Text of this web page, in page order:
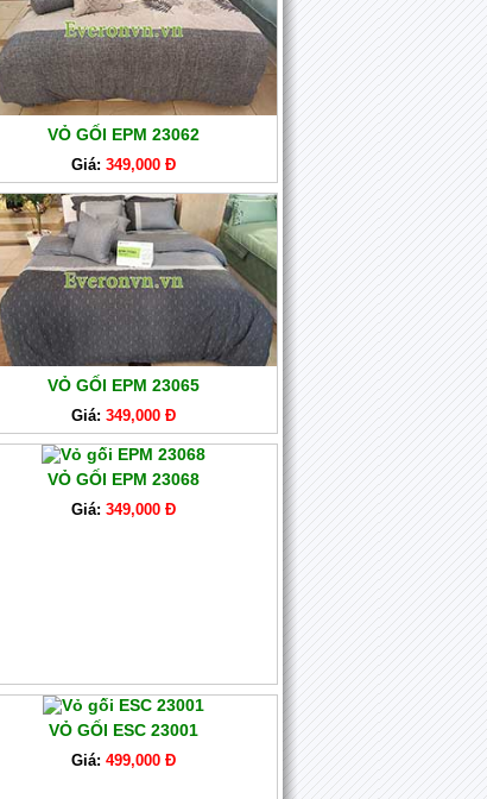
VỎ GỐI EPM 23062
Giá: 349,000 Đ
VỎ GỐI EPM 23065
Giá: 349,000 Đ
VỎ GỐI EPM 23068
Giá: 349,000 Đ
VỎ GỐI ESC 23001
Giá: 499,000 Đ